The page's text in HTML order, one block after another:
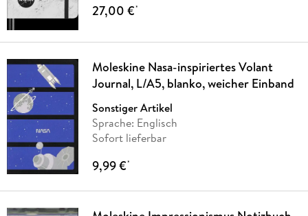
27,00 €*
Moleskine Nasa-inspiriertes Volant
Journal, L/A5, blanko, weicher Einband
Sonstiger Artikel
Sprache: Englisch
Sofort lieferbar
9,99 €*